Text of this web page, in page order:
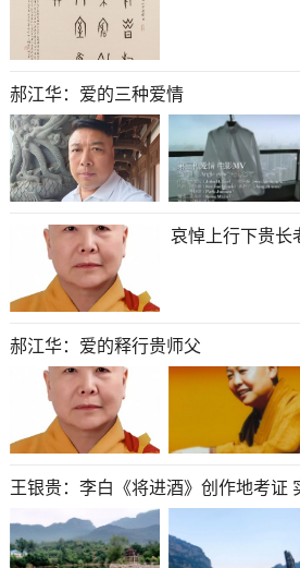
郝江华：爱的三种爱情
哀悼上行下贵长
郝江华：爱的释行贵师父
王银贵：李白《将进酒》创作地考证